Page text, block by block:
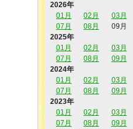
2026年
01月
02月 03月
07月
08月 09月
2025年
01月
02月 03月
07月
08月 09月
2024年
01月
02月 03月
07月
08月 09月
2023年
01月
02月 03月
07月
08月 09月